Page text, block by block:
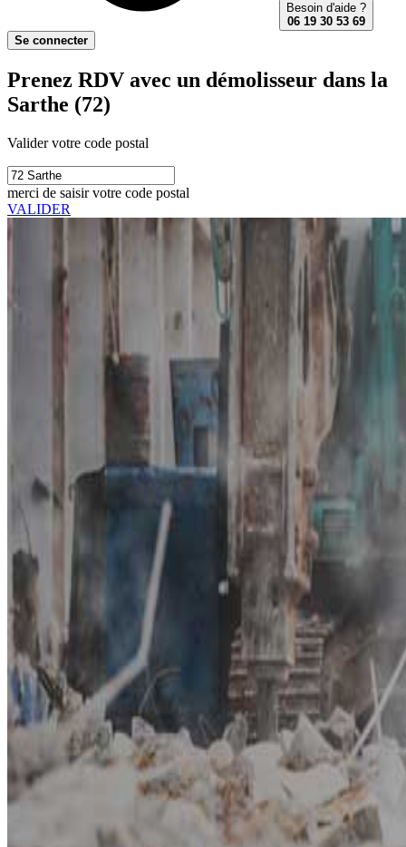
Besoin d'aide ?
06 19 30 53 69
Se connecter
Prenez RDV avec un démolisseur dans la
Sarthe (72)
Valider votre code postal
merci de saisir votre code postal
VALIDER